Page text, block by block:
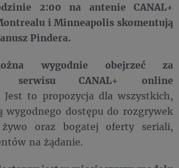
2:00 na antenie CANAL+
i Minneapolis skomentują
Pindera.
wygodnie obejrzeć za
serwisu CANAL+ online
Jest to propozycja dla wszystkich,
wygodnego dostępu do rozgrywek
oraz bogatej oferty seriali,
na żądanie.